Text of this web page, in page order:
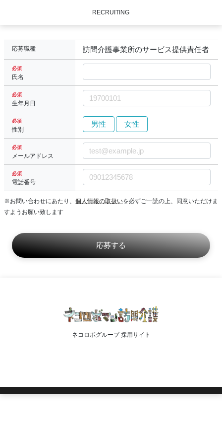
RECRUITING
応募職種 訪問介護事業所のサービス提供責任者
必須
氏名
必須
生年月日
必須
性別
男性 女性
必須
メールアドレス
必須
電話番号
※お問い合わせにあたり、 個人情報の取扱いを必ずご一読の上、同意いただけま
すようお願い致します
ネコロボグループ 採用サイト